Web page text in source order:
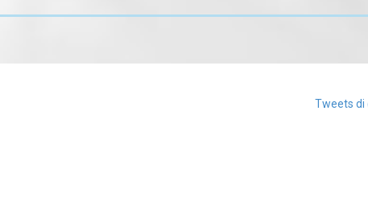
Tweets di